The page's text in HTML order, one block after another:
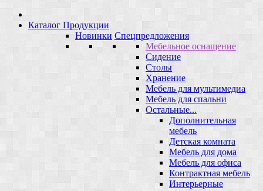
Каталог Продукции
Новинки Спецпредложения
Мебельное оснащение
Сидение
Столы
Хранение
Мебель для мультимедиа
Мебель для спальни
Остальные...
Дополнительная
мебель
Детская комната
Мебель для дома
Мебель для офиса
Контрактная мебель
Интерьерные